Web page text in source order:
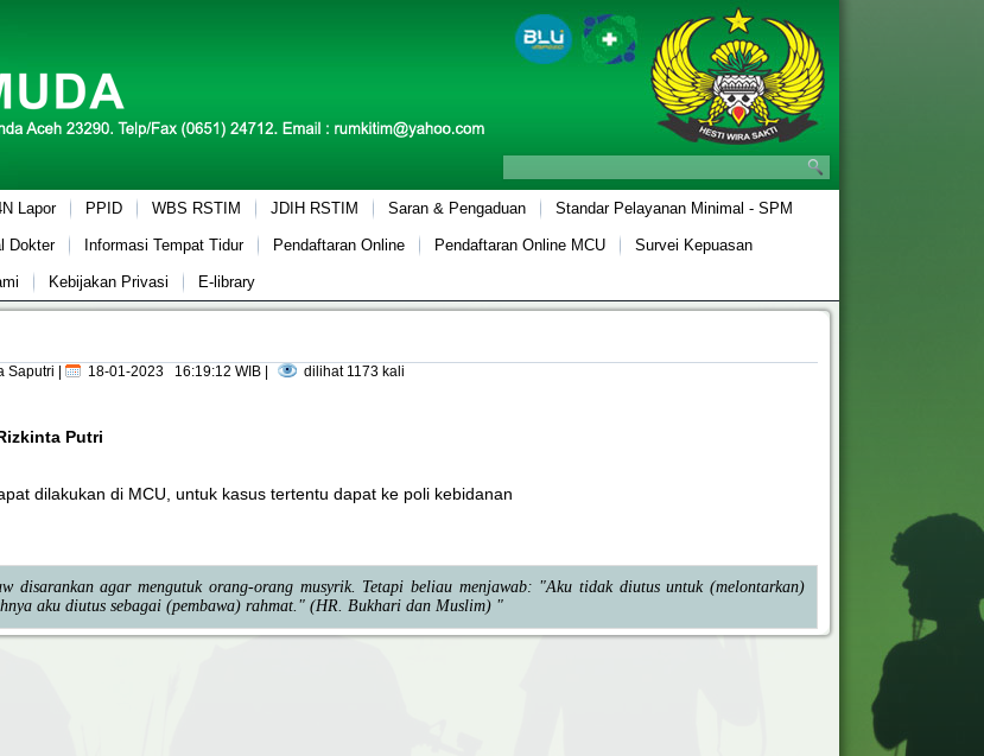
Lapor PPID WBS RSTIM JDIH RSTIM Saran & Pengaduan Standar Pelayanan Minimal - SPM
Dokter Informasi Tempat Tidur Pendaftaran Online Pendaftaran Online MCU Survei Kepuasan
Kebijakan Privasi E-library
Saputri 18-01-2023 16:19:12 WIB | dilihat 1173 kali
Putri
dilakukan di MCU, untuk kasus tertentu dapat ke poli kebidanan
disarankan agar mengutuk orang-orang musyrik. Tetapi beliau menjawab: "Aku tidak diutus untuk (melontarkan)
aku diutus sebagai (pembawa) rahmat." (HR. Bukhari dan Muslim) "